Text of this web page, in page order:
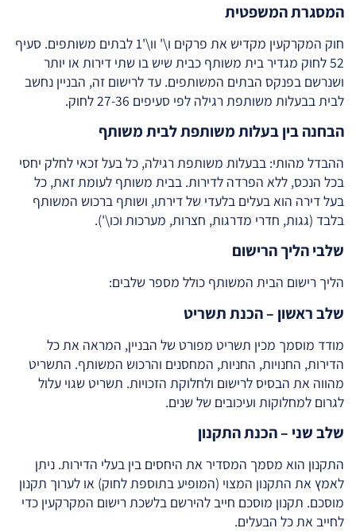
המסגרת המשפטית
חוק המקרקעין מקדיש את פרקים ו\' וו\'1 לבתים משותפים. סעיף
52 לחוק מגדיר בית משותף כבית שיש בו שתי דירות או יותר
ושנרשם בפנקס הבתים המשותפים. עד לרישום זה, הבניין נחשב
לבית בבעלות משותפת רגילה לפי סעיפים 27-36 לחוק.
הבחנה בין בעלות משותפת לבית משותף
ההבדל מהותי: בבעלות משותפת רגילה, כל בעל זכאי לחלק יחסי
בכל הנכס, ללא הפרדה לדירות. בבית משותף לעומת זאת, כל
בעל דירה הוא בעלים בלעדי של דירתו, ושותף ברכוש המשותף
בלבד (גגות, חדרי מדרגות, חצרות, מערכות וכו\').
שלבי הליך הרישום
הליך רישום הבית המשותף כולל מספר שלבים:
שלב ראשון – הכנת תשריט
מודד מוסמך מכין תשריט מפורט של הבניין, המראה את כל
הדירות, החנויות, החניות, המחסנים והרכוש המשותף. התשריט
מהווה את הבסיס לרישום ולחלוקת הזכויות. תשריט שגוי עלול
לגרום למחלוקות ועיכובים של שנים.
שלב שני – הכנת התקנון
התקנון הוא מסמך המסדיר את היחסים בין בעלי הדירות. ניתן
לאמץ את התקנון המצוי (המופיע בתוספת לחוק) או לערוך תקנון
מוסכם. תקנון מוסכם חייב להירשם בלשכת רישום המקרקעין כדי
לחייב את כל הבעלים.